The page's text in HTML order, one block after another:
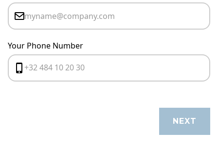
Your Phone Number
NEXT